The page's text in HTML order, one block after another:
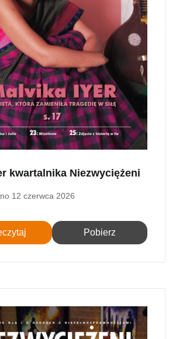
kwartalnika Niezwyciężeni
12 czerwca 2026
Pobierz